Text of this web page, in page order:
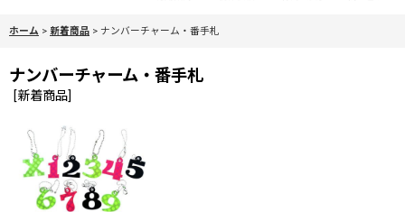
ホーム > 新着商品 > ナンバーチャーム・番手札
ナンバーチャーム・番手札
[新着商品]